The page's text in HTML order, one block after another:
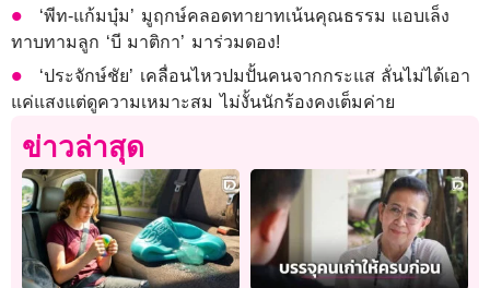
‘พีท-แก้มบุ๋ม’ มูฤกษ์คลอดทายาทเน้นคุณธรรม แอบเล็ง
ทาบทามลูก ‘บี มาติกา’ มาร่วมดอง!
‘ประจักษ์ชัย’ เคลื่อนไหวปมปั้นคนจากกระแส ลั่นไม่ได้เอา
แค่แสงแต่ดูความเหมาะสม ไม่งั้นนักร้องคงเต็มค่าย
ข่าวล่าสุด